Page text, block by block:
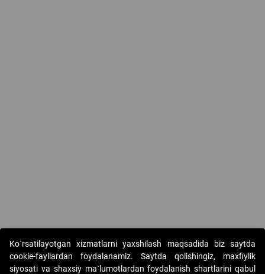
Ko`rsatilayotgan xizmatlarni yaxshilash maqsadida biz saytda
cookie-fayllardan foydalanamiz. Saytda qolishingiz, maxfiylik
siyosati va shaxsiy ma`lumotlardan foydalanish shartlarini qabul